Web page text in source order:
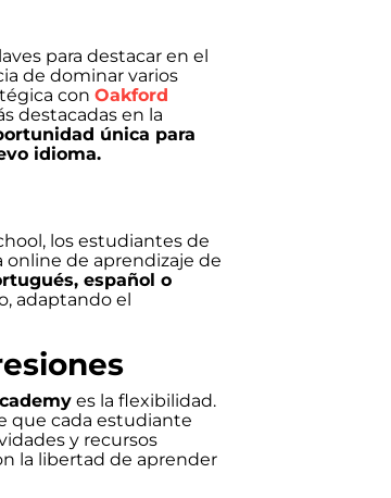
para destacar en el
de dominar varios
con Oakford
destacadas en la
única para
idioma.
los estudiantes de
online de aprendizaje de
español o
adaptando el
es la flexibilidad.
que cada estudiante
y recursos
la libertad de aprender